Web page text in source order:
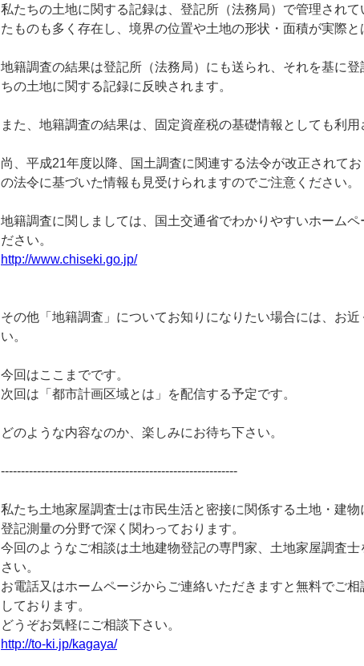
私たちの土地に関する記録は、登記所（法務局）で管理され
たものも多く存在し、境界の位置や土地の形状・面積が実際
地籍調査の結果は登記所（法務局）にも送られ、それを基に
ちの土地に関する記録に反映されます。
また、地籍調査の結果は、固定資産税の基礎情報としても利用
尚、平成21年度以降、国土調査に関連する法令が改正されて
の法令に基づいた情報も見受けられますのでご注意ください。
地籍調査に関しましては、国土交通省でわかりやすいホーム
ださい。
http://www.chiseki.go.jp/
その他「地籍調査」についてお知りになりたい場合には、お
い。
今回はここまでです。
次回は「都市計画区域とは」を配信する予定です。
どのような内容なのか、楽しみにお待ち下さい。
-----------------------------------------------------------
私たち土地家屋調査士は市民生活と密接に関係する土地・建物
登記測量の分野で深く関わっております。
今回のようなご相談は土地建物登記の専門家、土地家屋調査士
さい。
お電話又はホームページからご連絡いただきますと無料でご相
しております。
どうぞお気軽にご相談下さい。
http://to-ki.jp/kagaya/